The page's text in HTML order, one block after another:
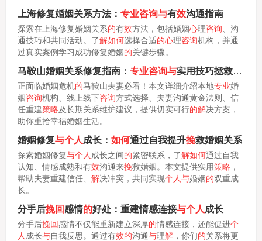
上海修复婚姻关系方法： 专业咨询与有效沟通指南
探索在上海修复婚姻关系的有效方法，包括婚姻心理咨询 、沟
通技巧和共同活动。了解如何选择合适的心理咨询机构，并通
过真实案例学习成功修复婚姻的关键步骤。
马鞍山婚姻关系修复指南： 专业咨询与实用技巧拯救你
正面临婚姻危机的马鞍山夫妻必看！本文详细介绍本地专业婚
姻咨询机构、线上线下咨询方式选择、夫妻沟通黄金法则、信
任重建策略及长期关系维护建议，提供切实可行的解决方案，
助你重拾幸福婚姻生活。
婚姻修复与个人成长： 如何通过自我提升挽救婚姻关系
探索婚姻修复与个人 成长之间的紧密联系，了解如何通过自我
认知、情感成熟和有效沟通来挽救婚姻。本文提供实用策略，
帮助夫妻重建信任、 解决冲突，共同实现个人与婚姻的双重成
长。
分手后挽回感情的好处：重建情感连接与个人成长
分手后挽回感情不仅能重新建立深厚的情感连接，还能促进个
人 成长与自我反思。通过有效的沟通与理解，你们的关系将更